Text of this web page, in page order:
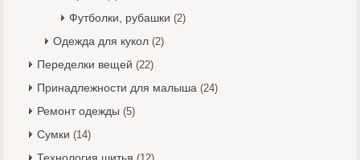
Футболки, рубашки (2)
Одежда для кукол (2)
Переделки вещей (22)
Принадлежности для малыша (24)
Ремонт одежды (5)
Сумки (14)